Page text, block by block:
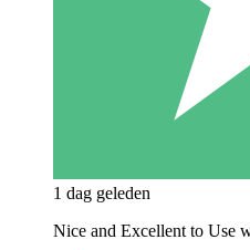
1 dag geleden
Nice and Excellent to Use